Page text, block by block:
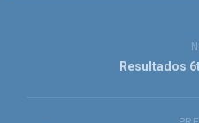
Resultados